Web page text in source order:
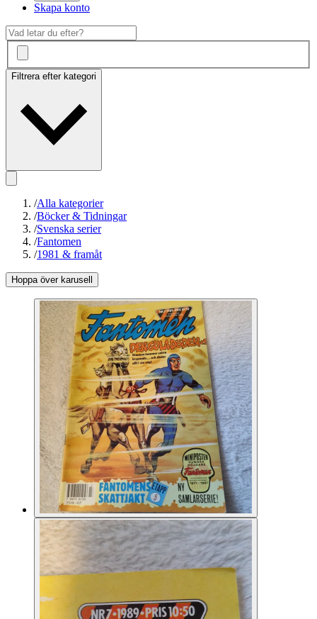
Skapa konto
Filtrera efter kategori
/Alla kategorier
/Böcker & Tidningar
/Svenska serier
/Fantomen
/1981 & framåt
Hoppa över karusell